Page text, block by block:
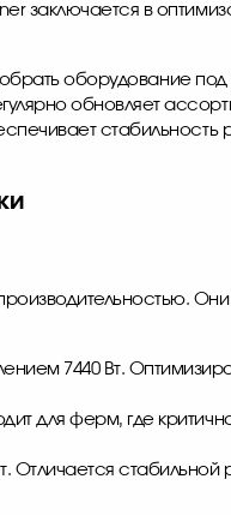
заключается в
оборудование
обновляет
стабильность
7440 Вт.
для ферм, где
стабильной